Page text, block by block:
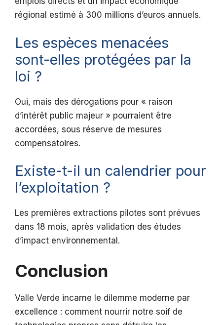
régional estimé à 300 millions d’euros annuels.
Les espèces menacées
sont-elles protégées par la
loi ?
Oui, mais des dérogations pour « raison
d’intérêt public majeur » pourraient être
accordées, sous réserve de mesures
compensatoires.
Existe-t-il un calendrier pour
l’exploitation ?
Les premières extractions pilotes sont prévues
dans 18 mois, après validation des études
d’impact environnemental.
Conclusion
Valle Verde incarne le dilemme moderne par
excellence : comment nourrir notre soif de